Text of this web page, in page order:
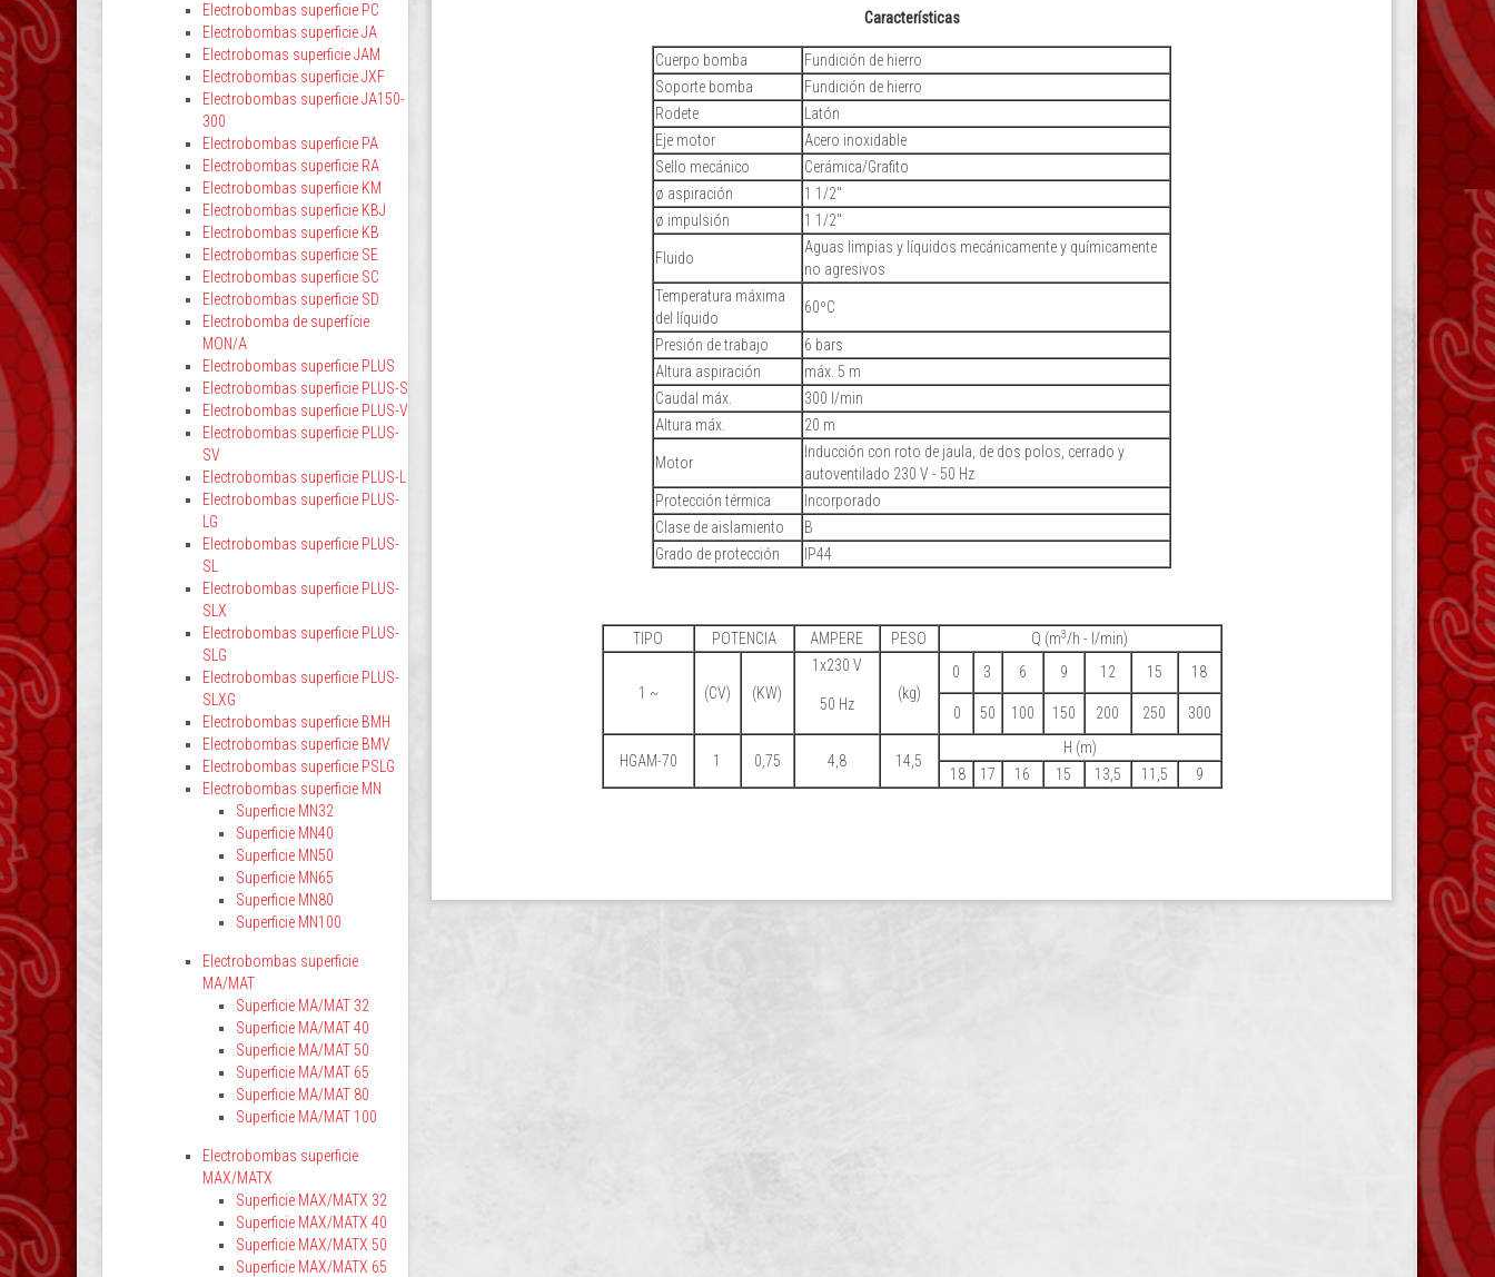
Características
Cuerpo bomba
Fundición de hierro
Soporte bomba
Fundición de hierro
Rodete
Latón
Eje motor
Acero inoxidable
Sello mecánico
Cerámica/Grafito
ø aspiración
1 1/2"
ø impulsión
1 1/2"
Fluido
Aguas limpias y líquidos mecánicamente y químicamente
no agresivos
Temperatura máxima
del líquido
60ºC
Presión de trabajo
6 bars
Altura aspiración
máx. 5 m
Caudal máx.
300 l/min
Altura máx.
20 m
Motor
Inducción con roto de jaula, de dos polos, cerrado y
autoventilado 230 V - 50 Hz
Protección térmica
Incorporado
Clase de aislamiento
B
Grado de protección
IP44
TIPO POTENCIA AMPERE PESO Q (m3/h - l/min)
1 ~ (CV) (KW)
1x230 V
50 Hz
(kg)
0 3 6 9 12 15 18
0 50 100 150 200 250 300
HGAM-70 1 0,75 4,8 14,5
H (m)
18
17 16 15 13,5 11,5 9
Electrobombas superficie PC
Electrobombas superficie JA
Electrobomas superficie JAM
Electrobombas superficie JXF
Electrobombas superficie JA150-
300
Electrobombas superficie PA
Electrobombas superficie RA
Electrobombas superficie KM
Electrobombas superficie KBJ
Electrobombas superficie KB
Electrobombas superficie SE
Electrobombas superficie SC
Electrobombas superficie SD
Electrobomba de superfície
MON/A
Electrobombas superficie PLUS
Electrobombas superficie PLUS-S
Electrobombas superficie PLUS-V
Electrobombas superficie PLUS-
SV
Electrobombas superficie PLUS-L
Electrobombas superficie PLUS-
LG
Electrobombas superficie PLUS-
SL
Electrobombas superficie PLUS-
SLX
Electrobombas superficie PLUS-
SLG
Electrobombas superficie PLUS-
SLXG
Electrobombas superficie BMH
Electrobombas superficie BMV
Electrobombas superficie PSLG
Electrobombas superficie MN
Superficie MN32
Superficie MN40
Superficie MN50
Superficie MN65
Superficie MN80
Superficie MN100
Electrobombas superficie
MA/MAT
Superficie MA/MAT 32
Superficie MA/MAT 40
Superficie MA/MAT 50
Superficie MA/MAT 65
Superficie MA/MAT 80
Superficie MA/MAT 100
Electrobombas superficie
MAX/MATX
Superficie MAX/MATX 32
Superficie MAX/MATX 40
Superficie MAX/MATX 50
Superficie MAX/MATX 65